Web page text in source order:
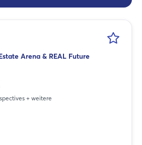
Arena & REAL Future
+ weitere